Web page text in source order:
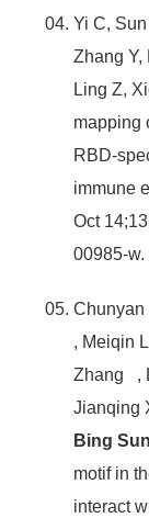
Yi C,
Zhang Y,
Ling Z,
mapping
RBD-
immune
Oct
00985-w.
Chunyan
, Meiqin
Zhang ,
Jianqing
Bing
motif in
interact